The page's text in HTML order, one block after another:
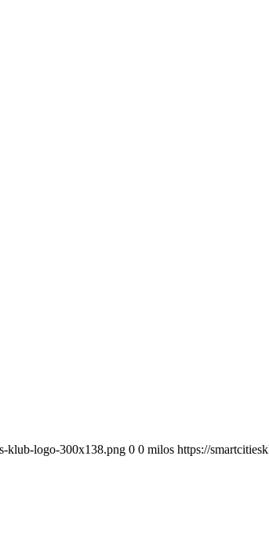
klub-logo-300x138.png 0 0 milos https://